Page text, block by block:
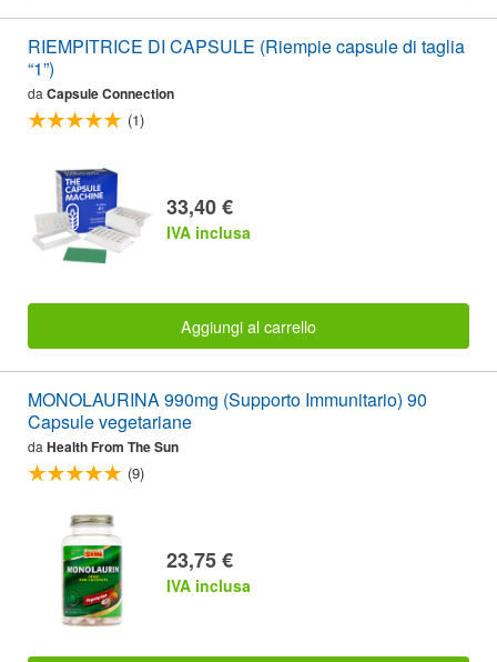
RIEMPITRICE DI CAPSULE (Riempie capsule di taglia
“1”)
da Capsule Connection
(1)
33,40 €
IVA inclusa
Aggiungi al carrello
MONOLAURINA 990mg (Supporto Immunitario) 90
Capsule vegetariane
da Health From The Sun
(9)
23,75 €
IVA inclusa